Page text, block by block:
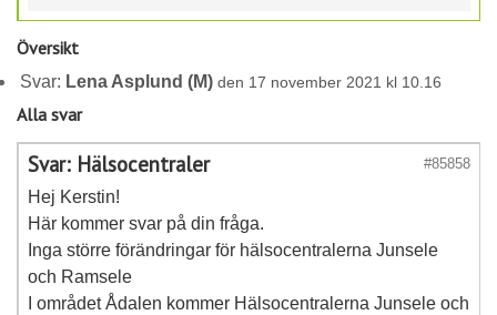
Översikt
Svar: Lena Asplund (M) den 17 november 2021 kl 10.16
Alla svar
#85858
Svar: Hälsocentraler
Hej Kerstin!
Här kommer svar på din fråga.
Inga större förändringar för hälsocentralerna Junsele
och Ramsele
I området Ådalen kommer Hälsocentralerna Junsele och